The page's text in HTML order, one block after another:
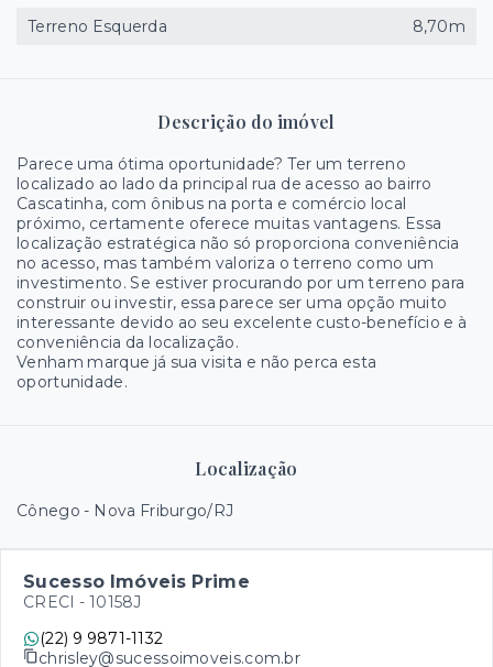
Descrição do imóvel
Parece uma ótima oportunidade? Ter um terreno
localizado ao lado da principal rua de acesso ao bairro
Cascatinha, com ônibus na porta e comércio local
próximo, certamente oferece muitas vantagens. Essa
localização estratégica não só proporciona conveniência
no acesso, mas também valoriza o terreno como um
investimento. Se estiver procurando por um terreno para
construir ou investir, essa parece ser uma opção muito
interessante devido ao seu excelente custo-benefício e à
conveniência da localização.
Venham marque já sua visita e não perca esta
oportunidade.
Localização
Cônego - Nova Friburgo/RJ
Terreno Esquerda
8,70m
Sucesso Imóveis Prime
CRECI - 10158J
(22) 9 9871-1132
chrisley@sucessoimoveis.com.br